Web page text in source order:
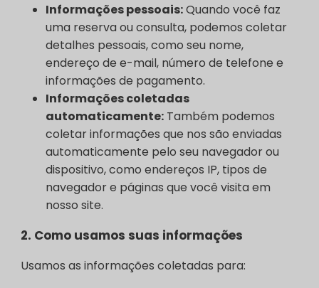
Informações pessoais:Quando você faz
uma reserva ou consulta, podemos coletar
detalhes pessoais, como seu nome,
endereço de e-mail, número de telefone e
informações de pagamento.
Informações coletadas
automaticamente: Também podemos
coletar informações que nos são enviadas
automaticamente pelo seu navegador ou
dispositivo, como endereços IP, tipos de
navegador e páginas que você visita em
nosso site.
2. Como usamos suas informações
Usamos as informações coletadas para: